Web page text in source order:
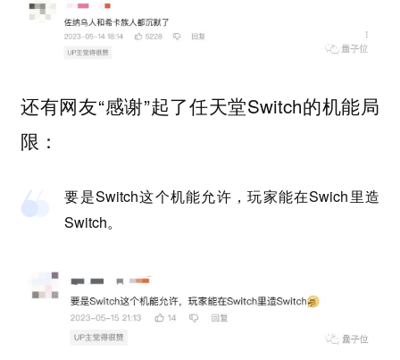
还有网友“感谢”起了任天堂Switch的机能局
限：
要是Switch这个机能允许，玩家能在Swich里造
Switch。